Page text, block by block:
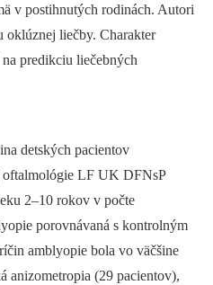
v postihnutých rodinách. Autori
oklúznej liečby. Charakter
predikciu liečebných
detských pacientov
LF UK DFNsP
2–10 rokov v počte
porovnávaná s kontrolným
amblyopie bola vo väčšine
anizometropia (29 pacientov),